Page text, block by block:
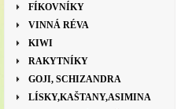
FÍKOVNÍKY
VINNÁ RÉVA
KIWI
RAKYTNÍKY
GOJI, SCHIZANDRA
LÍSKY,KAŠTANY,ASIMINA